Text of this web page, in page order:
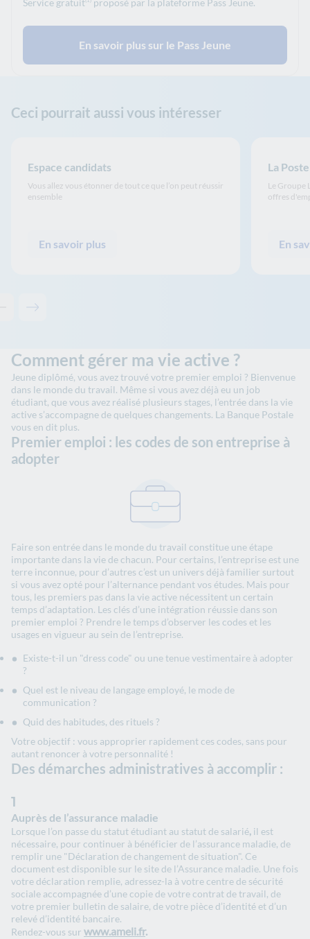
Service gratuit
proposé par la plateforme Pass Jeune.
En savoir plus sur le Pass Jeune
Ceci pourrait aussi vous intéresser
Espace candidats
Vous allez vous étonner de tout ce que l’on peut réussir
ensemble
En savoir plus
La
Le Groupe
offres
En
Contenu précédent - Ceci pourrait aussi vous intéresser
Contenu suivant - Ceci pourrait aussi vous intéresser
Comment gérer ma vie active ?
Jeune diplômé, vous avez trouvé votre premier emploi ? Bienvenue
dans le monde du travail. Même si vous avez déjà eu un job
étudiant, que vous avez réalisé plusieurs stages, l’entrée dans la vie
active s’accompagne de quelques changements. La Banque Postale
vous en dit plus.
Premier emploi : les codes de son entreprise à
adopter
Faire son entrée dans le monde du travail constitue une étape
importante dans la vie de chacun. Pour certains, l’entreprise est une
terre inconnue, pour d’autres c’est un univers déjà familier surtout
si vous avez opté pour l’alternance pendant vos études. Mais pour
tous, les premiers pas dans la vie active nécessitent un certain
temps d’adaptation. Les clés d’une intégration réussie dans son
premier emploi ? Prendre le temps d’observer les codes et les
usages en vigueur au sein de l’entreprise.
Existe-t-il un "dress code" ou une tenue vestimentaire à adopter
?
Quel est le niveau de langage employé, le mode de
communication ?
Quid des habitudes, des rituels ?
Votre objectif : vous approprier rapidement ces codes, sans pour
autant renoncer à votre personnalité !
Des démarches administratives à accomplir :
1
Auprès de l’assurance maladie
Lorsque l’on passe du statut étudiant au statut de salarié, il est
nécessaire, pour continuer à bénéficier de l’assurance maladie, de
remplir une "Déclaration de changement de situation". Ce
document est disponible sur le site de l’Assurance maladie. Une fois
votre déclaration remplie, adressez-la à votre centre de sécurité
sociale accompagnée d’une copie de votre contrat de travail, de
votre premier bulletin de salaire, de votre pièce d’identité et d’un
relevé d’identité bancaire.
Rendez-vous sur www.ameli.fr.